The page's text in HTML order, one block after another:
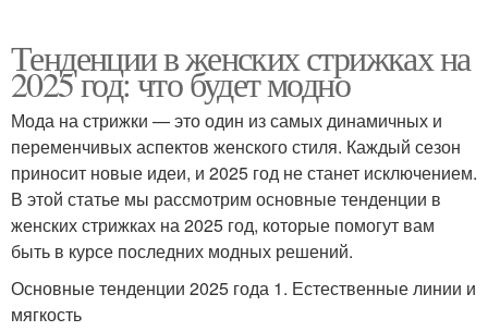
Тенденции в женских стрижках на
2025 год: что будет модно
Мода на стрижки — это один из самых динамичных и
переменчивых аспектов женского стиля. Каждый сезон
приносит новые идеи, и 2025 год не станет исключением.
В этой статье мы рассмотрим основные тенденции в
женских стрижках на 2025 год, которые помогут вам
быть в курсе последних модных решений.
Основные тенденции 2025 года 1. Естественные линии и
мягкость